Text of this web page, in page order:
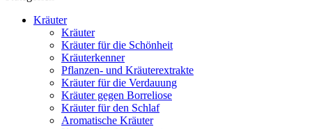
Kräuter
Kräuter
Kräuter für die Schönheit
Kräuterkenner
Pflanzen- und Kräuterextrakte
Kräuter für die Verdauung
Kräuter gegen Borreliose
Kräuter für den Schlaf
Aromatische Kräuter